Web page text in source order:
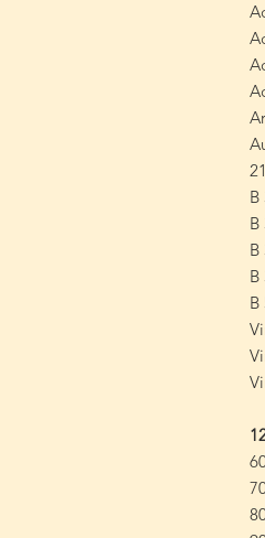
B
B
B
B
B